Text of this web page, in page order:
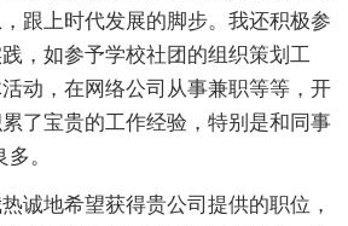
跟上时代发展的脚步。我还积极参
，如参予学校社团的组织策划工
动，在网络公司从事兼职等等，开
了宝贵的工作经验，特别是和同事
。
诚地希望获得贵公司提供的职位，